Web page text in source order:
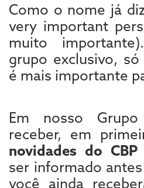
Como o nome já
very important
muito
grupo exclusivo,
é mais importante
Em nosso
receber, em
novidades do CBP
ser informado
você ainda